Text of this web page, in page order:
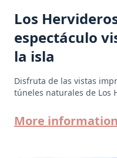
Los
espectáculo
la isla
Disfruta de las vistas
túneles naturales de Los
More information